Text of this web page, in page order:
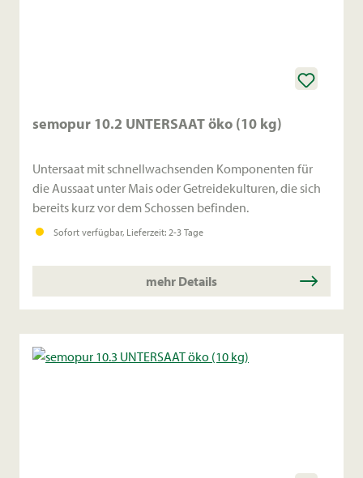
semopur 10.2 UNTERSAAT öko (10 kg)
Untersaat mit schnellwachsenden Komponenten für
die Aussaat unter Mais oder Getreidekulturen, die sich
bereits kurz vor dem Schossen befinden.
Sofort verfügbar, Lieferzeit: 2-3 Tage
mehr Details